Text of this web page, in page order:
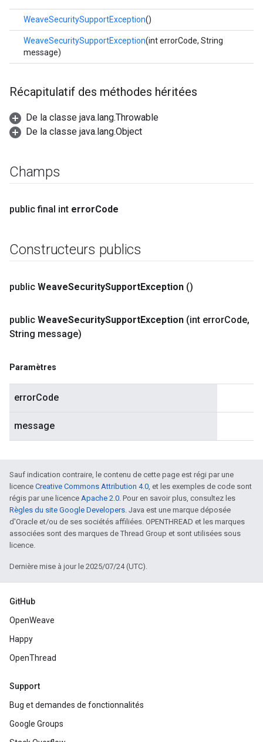
WeaveSecuritySupportException()
WeaveSecuritySupportException(int errorCode, String
message)
Récapitulatif des méthodes héritées
De la classe java.lang.Throwable
De la classe java.lang.Object
Champs
public final int errorCode
Constructeurs publics
public WeaveSecuritySupportException ()
public WeaveSecuritySupportException (int errorCode,
String message)
Paramètres
errorCode
message
Sauf indication contraire, le contenu de cette page est régi par une
licence Creative Commons Attribution 4.0, et les exemples de code sont
régis par une licence Apache 2.0. Pour en savoir plus, consultez les
Règles du site Google Developers. Java est une marque déposée
d'Oracle et/ou de ses sociétés affiliées. OPENTHREAD et les marques
associées sont des marques de Thread Group et sont utilisées sous
licence.
Dernière mise à jour le 2025/07/24 (UTC).
GitHub
OpenWeave
Happy
OpenThread
Support
Bug et demandes de fonctionnalités
Google Groups